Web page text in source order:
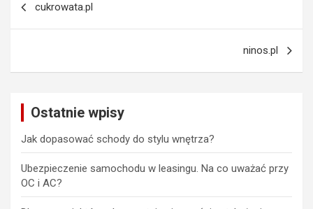
cukrowata.pl
ninos.pl
Ostatnie wpisy
Jak dopasować schody do stylu wnętrza?
Ubezpieczenie samochodu w leasingu. Na co uważać przy
OC i AC?